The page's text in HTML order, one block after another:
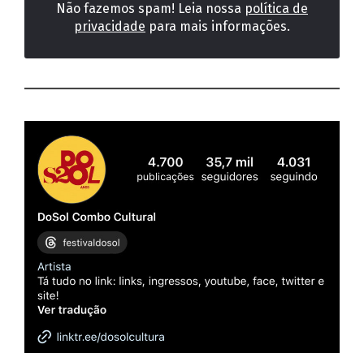
Não fazemos spam! Leia nossa política de
privacidade para mais informações.